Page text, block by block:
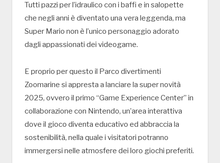
Tutti pazzi per l’idraulico con i baffi e in salopette
che negli anni è diventato una vera leggenda, ma
Super Mario non è l’unico personaggio adorato
dagli appassionati dei videogame.
E proprio per questo il Parco divertimenti
Zoomarine si appresta a lanciare la super novità
2025, ovvero il primo “Game Experience Center” in
collaborazione con Nintendo, un’area interattiva
dove il gioco diventa educativo ed abbraccia la
sostenibilità, nella quale i visitatori potranno
immergersi nelle atmosfere dei loro giochi preferiti.